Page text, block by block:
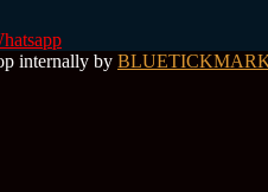
internally by